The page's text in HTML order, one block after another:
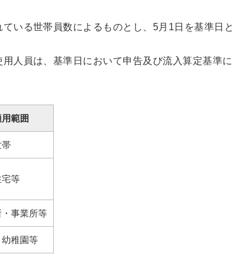
いる世帯員数によるものとし、5月1日を基準日と
人員は、基準日において申告及び流入算定基準に
範囲
等
事業所等
稚園等